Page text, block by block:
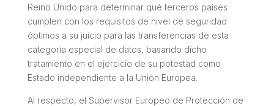
Reino Unido para determinar qué terceros países
cumplen con los requisitos de nivel de seguridad
óptimos a su juicio para las transferencias de esta
categoría especial de datos, basando dicho
tratamiento en el ejercicio de su potestad como
Estado independiente a la Unión Europea.
Al respecto, el Supervisor Europeo de Protección de